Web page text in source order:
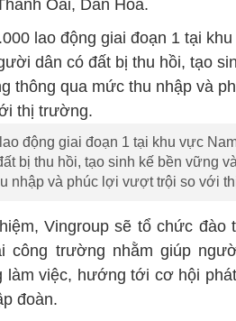
Oai, Dân Hòa.
động giai đoạn 1 tại khu vực
bị thu hồi, tạo sinh kế bền vững
nhập và phúc lợi vượt trội so với
Vingroup sẽ tổ chức đào
trường nhằm giúp
việc, hướng tới cơ hội
đoàn.